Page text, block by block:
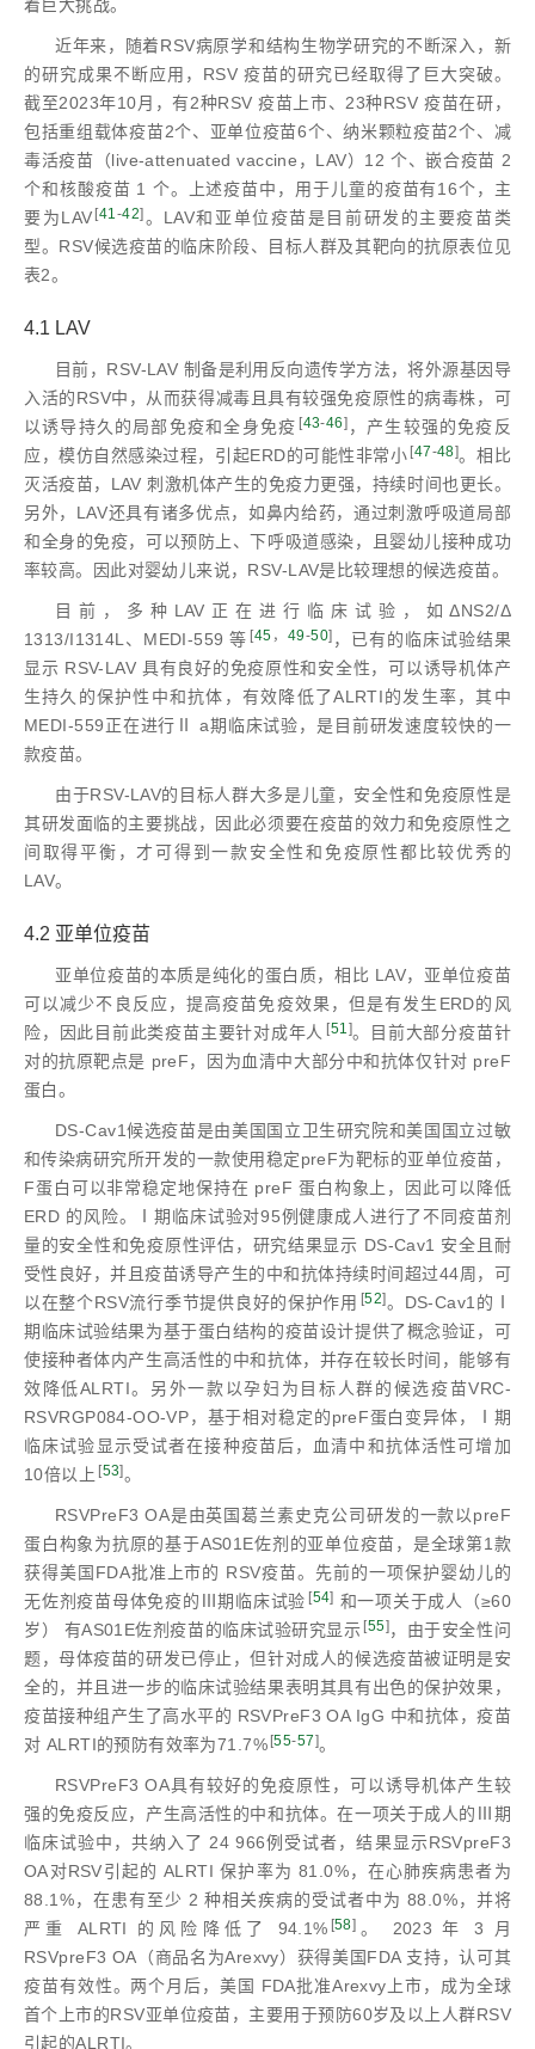
着巨大挑战。
近年来，随着RSV病原学和结构生物学研究的不断深入，新
的研究成果不断应用，RSV 疫苗的研究已经取得了巨大突破。
截至2023年10月，有2种RSV 疫苗上市、23种RSV 疫苗在研，
包括重组载体疫苗2个、亚单位疫苗6个、纳米颗粒疫苗2个、减
毒活疫苗（live-attenuated vaccine，LAV）12 个、嵌合疫苗 2
个和核酸疫苗 1 个。上述疫苗中，用于儿童的疫苗有16个，主
要为LAV [41 -42]。LAV和亚单位疫苗是目前研发的主要疫苗类
型。RSV候选疫苗的临床阶段、目标人群及其靶向的抗原表位见
表2。
4.1 LAV
目前，RSV-LAV 制备是利用反向遗传学方法，将外源基因导
入活的RSV中，从而获得减毒且具有较强免疫原性的病毒株，可
以诱导持久的局部免疫和全身免疫 [43-46] ，产生较强的免疫反
应，模仿自然感染过程，引起ERD的可能性非常小 [47-48]。相比
灭活疫苗，LAV 刺激机体产生的免疫力更强，持续时间也更长。
另外，LAV还具有诸多优点，如鼻内给药，通过刺激呼吸道局部
和全身的免疫，可以预防上、下呼吸道感染，且婴幼儿接种成功
率较高。因此对婴幼儿来说，RSV-LAV是比较理想的候选疫苗。
目前，多种LAV正在进行临床试验，如ΔNS2/Δ
1313/I1314L、MEDI-559 等 [45 ，49-50] ，已有的临床试验结果
显示 RSV-LAV 具有良好的免疫原性和安全性，可以诱导机体产
生持久的保护性中和抗体，有效降低了ALRTI的发生率，其中
MEDI-559正在进行Ⅱ a期临床试验，是目前研发速度较快的一
款疫苗。
由于RSV-LAV的目标人群大多是儿童，安全性和免疫原性是
其研发面临的主要挑战，因此必须要在疫苗的效力和免疫原性之
间取得平衡，才可得到一款安全性和免疫原性都比较优秀的
LAV。
4.2 亚单位疫苗
亚单位疫苗的本质是纯化的蛋白质，相比 LAV，亚单位疫苗
可以减少不良反应，提高疫苗免疫效果，但是有发生ERD的风
险，因此目前此类疫苗主要针对成年人 [51 ]。目前大部分疫苗针
对的抗原靶点是 preF，因为血清中大部分中和抗体仅针对 preF
蛋白。
DS-Cav1候选疫苗是由美国国立卫生研究院和美国国立过敏
和传染病研究所开发的一款使用稳定preF为靶标的亚单位疫苗，
F蛋白可以非常稳定地保持在 preF 蛋白构象上，因此可以降低
ERD 的风险。Ⅰ期临床试验对95例健康成人进行了不同疫苗剂
量的安全性和免疫原性评估，研究结果显示 DS-Cav1 安全且耐
受性良好，并且疫苗诱导产生的中和抗体持续时间超过44周，可
以在整个RSV流行季节提供良好的保护作用 [52]。DS-Cav1的Ⅰ
期临床试验结果为基于蛋白结构的疫苗设计提供了概念验证，可
使接种者体内产生高活性的中和抗体，并存在较长时间，能够有
效降低ALRTI。另外一款以孕妇为目标人群的候选疫苗VRC-
RSVRGP084-OO-VP，基于相对稳定的preF蛋白变异体，Ⅰ期
临床试验显示受试者在接种疫苗后，血清中和抗体活性可增加
10倍以上 [53]。
RSVPreF3 OA是由英国葛兰素史克公司研发的一款以preF
蛋白构象为抗原的基于AS01E佐剂的亚单位疫苗，是全球第1款
获得美国FDA批准上市的 RSV疫苗。先前的一项保护婴幼儿的
无佐剂疫苗母体免疫的Ⅲ期临床试验 [54] 和一项关于成人（≥60
岁） 有AS01E佐剂疫苗的临床试验研究显示 [55]，由于安全性问
题，母体疫苗的研发已停止，但针对成人的候选疫苗被证明是安
全的，并且进一步的临床试验结果表明其具有出色的保护效果，
疫苗接种组产生了高水平的 RSVPreF3 OA IgG 中和抗体，疫苗
对 ALRTI的预防有效率为71.7% [55-57]。
RSVPreF3 OA具有较好的免疫原性，可以诱导机体产生较
强的免疫反应，产生高活性的中和抗体。在一项关于成人的Ⅲ期
临床试验中，共纳入了 24 966例受试者，结果显示RSVpreF3
OA对RSV引起的 ALRTI 保护率为 81.0%，在心肺疾病患者为
88.1%，在患有至少 2 种相关疾病的受试者中为 88.0%，并将
严重 ALRTI 的风险降低了 94.1% [58] 。 2023 年 3 月
RSVpreF3 OA（商品名为Arexvy）获得美国FDA 支持，认可其
疫苗有效性。两个月后，美国 FDA批准Arexvy上市，成为全球
首个上市的RSV亚单位疫苗，主要用于预防60岁及以上人群RSV
引起的ALRTI。